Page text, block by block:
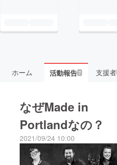
ホーム 活動報告7 支援者
なぜMade in
Portlandなの？
2021/09/24 10:00